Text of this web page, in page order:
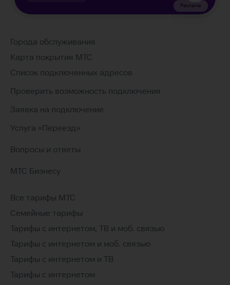
Реклама
Города обслуживания
Карта покрытия МТС
Список подключенных адресов
Проверить возможность подключения
Заявка на подключение
Услуга «Переезд»
Вопросы и ответы
МТС Бизнесу
Все тарифы МТС
Семейные тарифы
Тарифы с интернетом, ТВ и моб. связью
Тарифы с интернетом и моб. связью
Тарифы с интернетом и ТВ
Тарифы с интернетом